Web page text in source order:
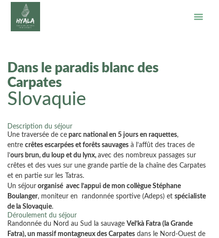
Dans le paradis blanc des
Carpates
Slovaquie
Description du séjour
Une traversée de ce parc national en 5 jours en raquettes,
entre crêtes escarpées et forêts sauvages à l’affût des traces de
l’ours brun, du loup et du lynx, avec des nombreux passages sur
crêtes et des vues sur une grande partie de la chaîne des Carpates
et en partie sur les Tatras.
Un séjour organisé avec l’appui de mon collègue Stéphane
Boulanger, moniteur en randonnée sportive (Adeps) et spécialiste
de la Slovaquie.
Déroulement du séjour
Randonnée du Nord au Sud la sauvage Vel’kà Fatra (la Grande
Fatra), un massif montagneux des Carpates dans le Nord-Ouest de